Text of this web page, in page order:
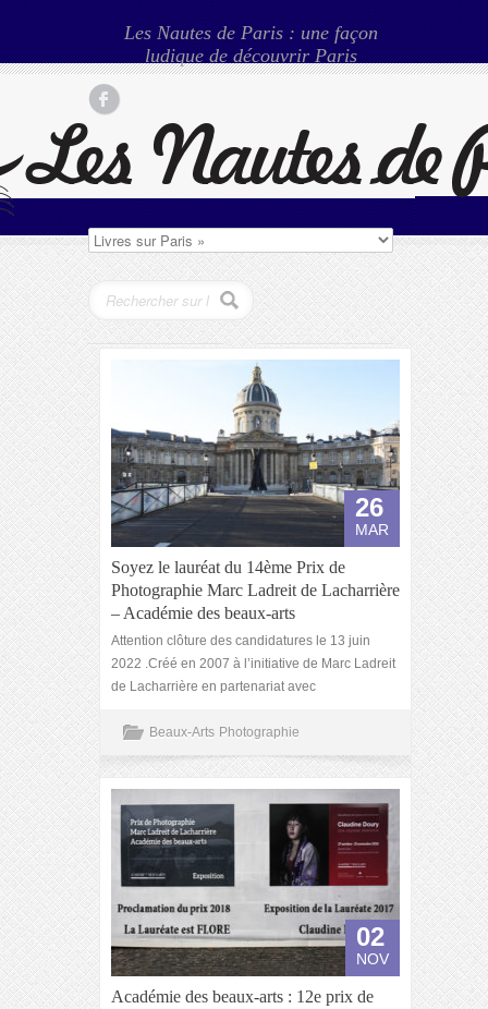
Les Nautes de Paris : une façon
ludique de découvrir Paris
26
MAR
Soyez le lauréat du 14ème Prix de
Photographie Marc Ladreit de Lacharrière
– Académie des beaux-arts
Attention clôture des candidatures le 13 juin
2022 .Créé en 2007 à l’initiative de Marc Ladreit
de Lacharrière en partenariat avec
Beaux-Arts Photographie
02
NOV
Académie des beaux-arts : 12e prix de